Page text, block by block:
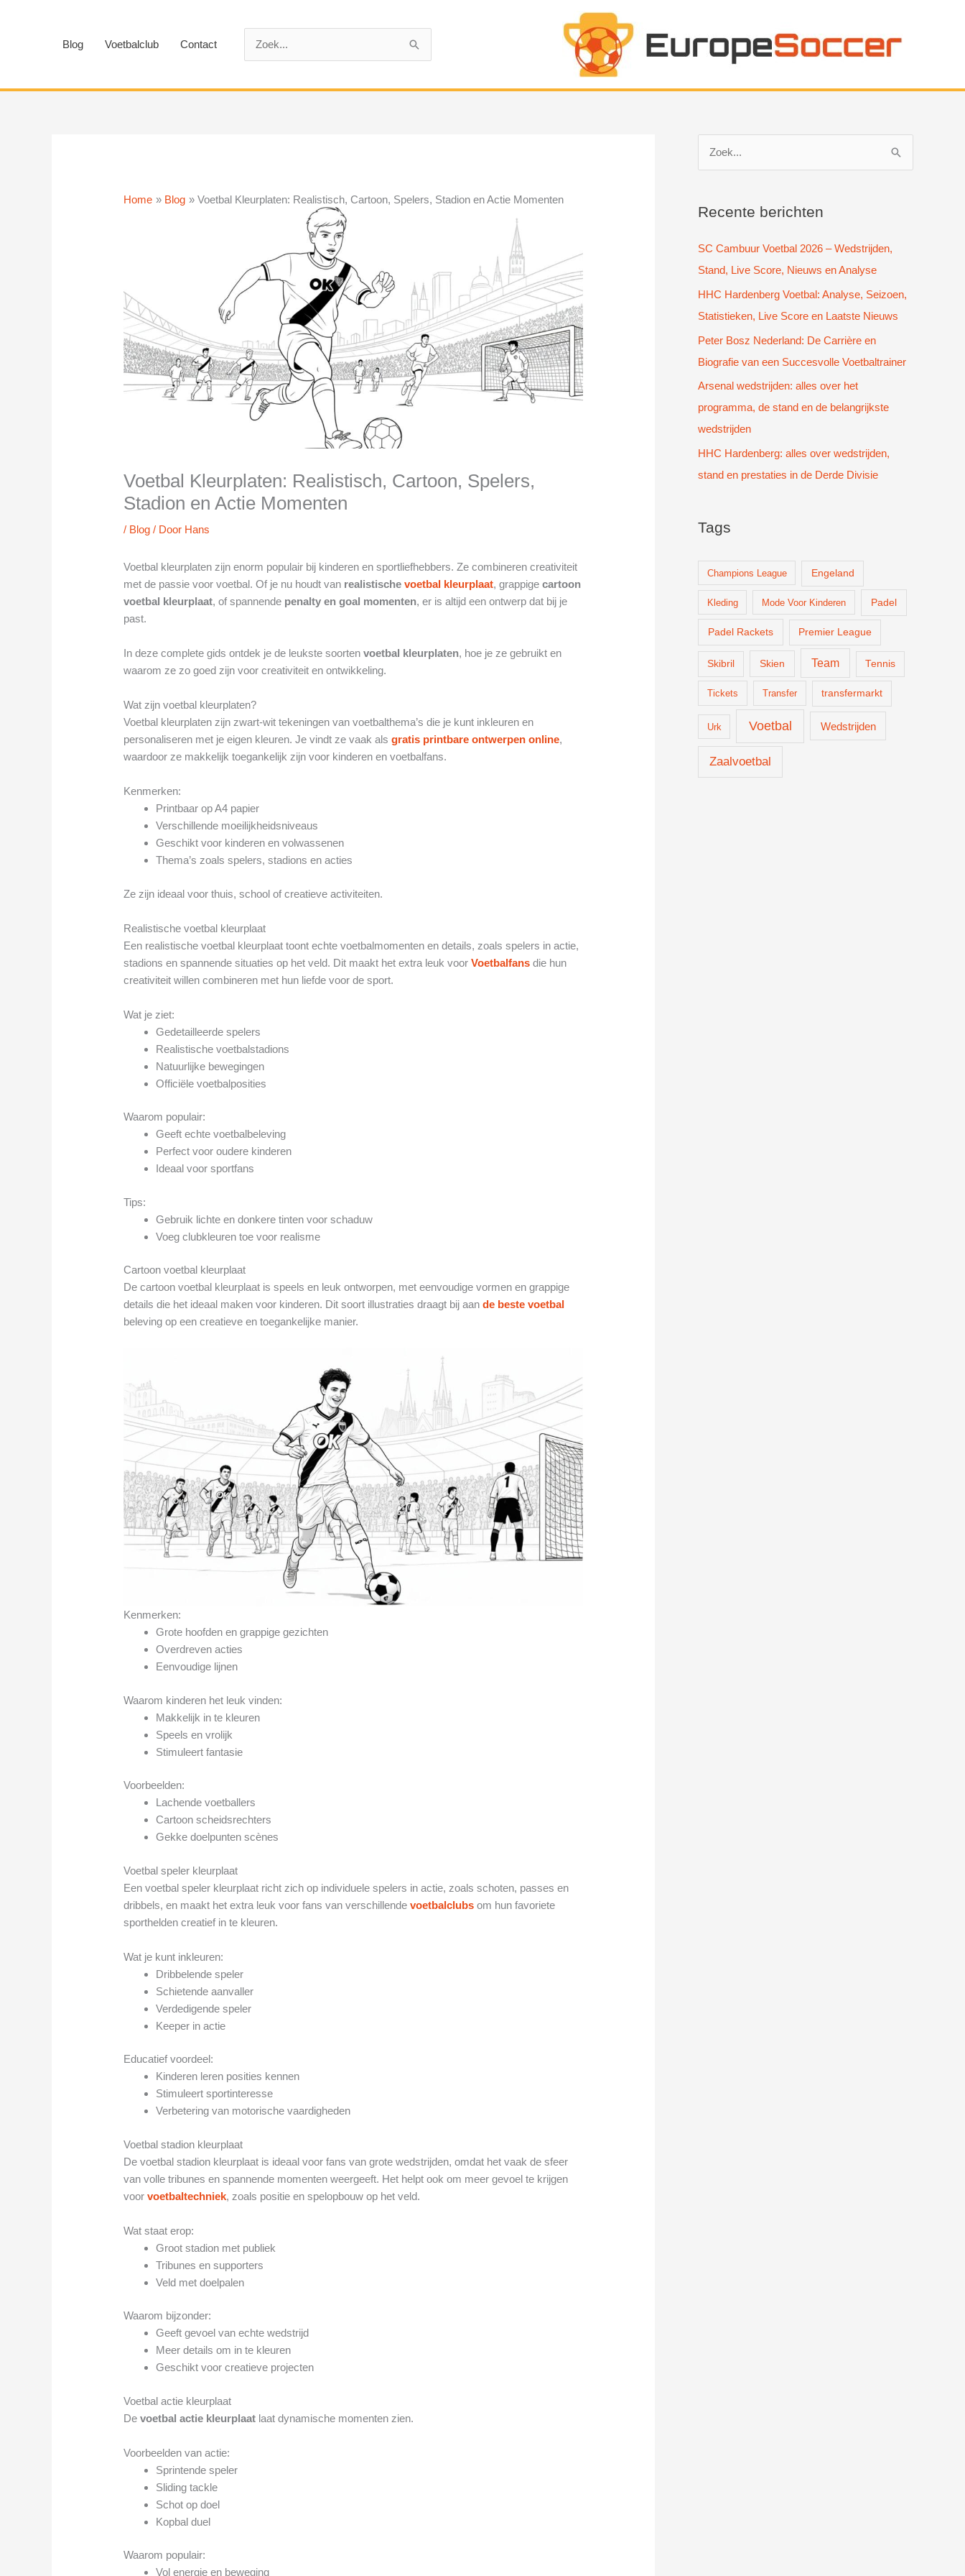
Blog Voetbalclub Contact
Home Blog Voetbal Kleurplaten: Realistisch, Cartoon, Spelers, Stadion en Actie Momenten
Voetbal Kleurplaten: Realistisch, Cartoon, Spelers,
Stadion en Actie Momenten
/ Blog / Door Hans
Voetbal kleurplaten zijn enorm populair bij kinderen en sportliefhebbers. Ze combineren creativiteit
met de passie voor voetbal. Of je nu houdt van realistischevoetbal kleurplaat, grappigecartoon
voetbal kleurplaat, of spannende penalty en goal momenten, er is altijd een ontwerp dat bij je
past.
In deze complete gids ontdek je de leukste soortenvoetbal kleurplaten, hoe je ze gebruikt en
waarom ze zo goed zijn voor creativiteit en ontwikkeling.
Wat zijn voetbal kleurplaten?
Voetbal kleurplaten zijn zwart-wit tekeningen van voetbalthema’s die je kunt inkleuren en
personaliseren met je eigen kleuren. Je vindt ze vaak alsgratis printbare ontwerpen online,
waardoor ze makkelijk toegankelijk zijn voor kinderen en voetbalfans.
Kenmerken:
Printbaar op A4 papier
Verschillende moeilijkheidsniveaus
Geschikt voor kinderen en volwassenen
Thema’s zoals spelers, stadions en acties
Ze zijn ideaal voor thuis, school of creatieve activiteiten.
Realistische voetbal kleurplaat
Een realistische voetbal kleurplaat toont echte voetbalmomenten en details, zoals spelers in actie,
stadions en spannende situaties op het veld. Dit maakt het extra leuk voorVoetbalfans die hun
creativiteit willen combineren met hun liefde voor de sport.
Wat je ziet:
Gedetailleerde spelers
Realistische voetbalstadions
Natuurlijke bewegingen
Officiële voetbalposities
Waarom populair:
Geeft echte voetbalbeleving
Perfect voor oudere kinderen
Ideaal voor sportfans
Tips:
Gebruik lichte en donkere tinten voor schaduw
Voeg clubkleuren toe voor realisme
Cartoon voetbal kleurplaat
De cartoon voetbal kleurplaat is speels en leuk ontworpen, met eenvoudige vormen en grappige
details die het ideaal maken voor kinderen. Dit soort illustraties draagt bij aande beste voetbal
beleving op een creatieve en toegankelijke manier.
Kenmerken:
Grote hoofden en grappige gezichten
Overdreven acties
Eenvoudige lijnen
Waarom kinderen het leuk vinden:
Makkelijk in te kleuren
Speels en vrolijk
Stimuleert fantasie
Voorbeelden:
Lachende voetballers
Cartoon scheidsrechters
Gekke doelpunten scènes
Voetbal speler kleurplaat
Een voetbal speler kleurplaat richt zich op individuele spelers in actie, zoals schoten, passes en
dribbels, en maakt het extra leuk voor fans van verschillendevoetbalclubs om hun favoriete
sporthelden creatief in te kleuren.
Wat je kunt inkleuren:
Dribbelende speler
Schietende aanvaller
Verdedigende speler
Keeper in actie
Educatief voordeel:
Kinderen leren posities kennen
Stimuleert sportinteresse
Verbetering van motorische vaardigheden
Voetbal stadion kleurplaat
De voetbal stadion kleurplaat is ideaal voor fans van grote wedstrijden, omdat het vaak de sfeer
van volle tribunes en spannende momenten weergeeft. Het helpt ook om meer gevoel te krijgen
voorvoetbaltechniek, zoals positie en spelopbouw op het veld.
Wat staat erop:
Groot stadion met publiek
Tribunes en supporters
Veld met doelpalen
Waarom bijzonder:
Geeft gevoel van echte wedstrijd
Meer details om in te kleuren
Geschikt voor creatieve projecten
Voetbal actie kleurplaat
Devoetbal actie kleurplaat laat dynamische momenten zien.
Voorbeelden van actie:
Sprintende speler
Sliding tackle
Schot op doel
Kopbal duel
Waarom populair:
Vol energie en beweging
k
a
a
r
:
Recente berichten
SC Cambuur Voetbal 2026 – Wedstrijden,
Stand, Live Score, Nieuws en Analyse
HHC Hardenberg Voetbal: Analyse, Seizoen,
Statistieken, Live Score en Laatste Nieuws
Peter Bosz Nederland: De Carrière en
Biografie van een Succesvolle Voetbaltrainer
Arsenal wedstrijden: alles over het
programma, de stand en de belangrijkste
wedstrijden
HHC Hardenberg: alles over wedstrijden,
stand en prestaties in de Derde Divisie
Tags
Champions League Engeland
Kleding Mode Voor Kinderen Padel
Padel Rackets Premier League
Skibril Skien Team Tennis
Tickets Transfer transfermarkt
Urk Voetbal Wedstrijden
Zaalvoetbal